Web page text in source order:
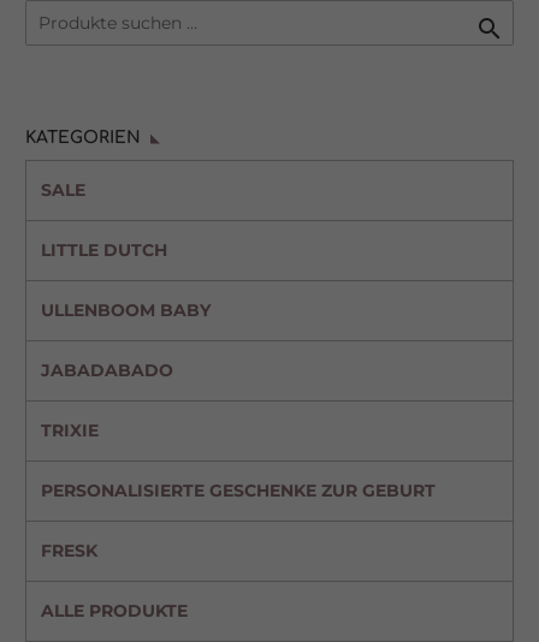

KATEGORIEN
SALE
LITTLE DUTCH
ULLENBOOM BABY
JABADABADO
TRIXIE
PERSONALISIERTE GESCHENKE ZUR GEBURT
FRESK
ALLE PRODUKTE